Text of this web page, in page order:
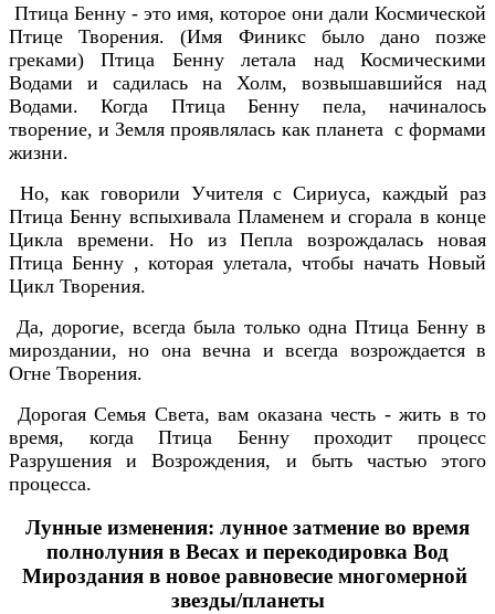
Птица Бенну - это имя, которое они дали Космической
Птице Творения. (Имя Финикс было дано позже
греками) Птица Бенну летала над Космическими
Водами и садилась на Холм, возвышавшийся над
Водами. Когда Птица Бенну пела, начиналось
творение, и Земля проявлялась как планета с формами
жизни.
Но, как говорили Учителя с Сириуса, каждый раз
Птица Бенну вспыхивала Пламенем и сгорала в конце
Цикла времени. Но из Пепла возрождалась новая
Птица Бенну , которая улетала, чтобы начать Новый
Цикл Творения.
Да, дорогие, всегда была только одна Птица Бенну в
мироздании, но она вечна и всегда возрождается в
Огне Творения.
Дорогая Семья Света, вам оказана честь - жить в то
время, когда Птица Бенну проходит процесс
Разрушения и Возрождения, и быть частью этого
процесса.
Лунные изменения: лунное затмение во время
полнолуния в Весах и перекодировка Вод
Мироздания в новое равновесие многомерной
звезды/планеты